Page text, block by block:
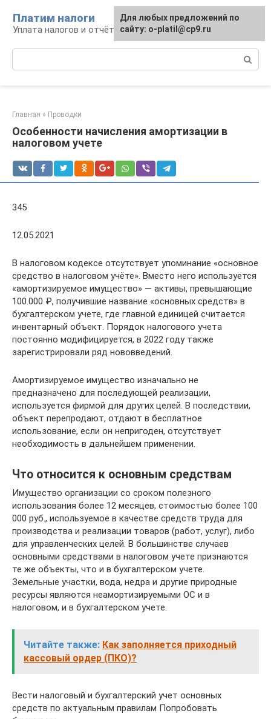
контенту
Платим налоги
Уплата налогов и отчётность
Главная » Проводки
Особенности начисления амортизации в
налоговом учете
345
12.05.2021
В налоговом кодексе отсутствует упоминание «основное
средство в налоговом учёте». Вместо него используется
«амортизируемое имущество» — активы, превышающие
100.000 ₽, получившие название «основных средств» в
бухгалтерском учете, где главной единицей считается
инвентарный объект. Порядок налогового учета
постоянно модифицируется, в 2022 году также
зарегистрировали ряд нововведений.
Амортизируемое имущество изначально не
предназначено для последующей реализации,
используется фирмой для других целей. В последствии,
объект перепродают, отдают в бесплатное
использование, если он непригоден, отсутствует
необходимость в дальнейшем применении.
Что относится к основным средствам
Имущество организации со сроком полезного
использования более 12 месяцев, стоимостью более 100
000 руб., используемое в качестве средств труда для
производства и реализации товаров (работ, услуг), либо
для управленческих целей. В большинстве случаев
основными средствами в налоговом учете признаются
те же объекты, что и в бухгалтерском учете.
Земельные участки, вода, недра и другие природные
ресурсы являются неамортизируемыми ОС и в
налоговом, и в бухгалтерском учете.
Читайте также: Как заполняется приходный
кассовый ордер (ПКО)?
Вести налоговый и бухгалтерский учет основных
средств по актуальным правилам Попробовать
Для любых предложений по
сайту: o-platil@cp9.ru